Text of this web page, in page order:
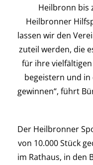
Heilbronn bis
Heilbronner
lassen wir den
zuteil werden, die
für ihre
begeistern und in
gewinnen“, führt
Der Heilbronner
von 10.000 Stück
im Rathaus, in den